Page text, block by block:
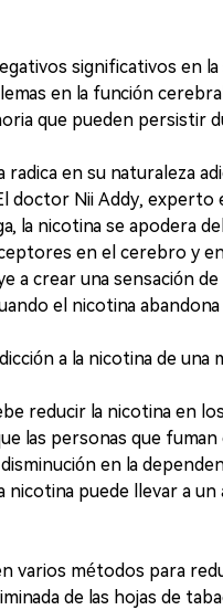
significativos en la
en la función
que pueden persistir
en su naturaleza
doctor Nii Addy, experto
la nicotina se apodera
en el cerebro y
a crear una sensación
el nicotina
a la nicotina de una
reducir la nicotina en
las personas que
en la
puede llevar a un
varios métodos para
de las hojas de